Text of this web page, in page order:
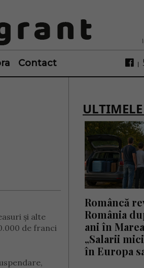
Contact
și alte
de franci
Româncă
România
ani în
„Salarii
în Europa